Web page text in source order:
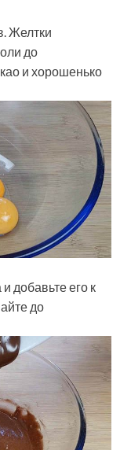
Желтки
до
и хорошенько
добавьте его к
до